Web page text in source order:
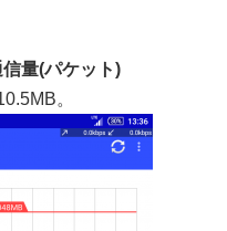
量(パケット)
。